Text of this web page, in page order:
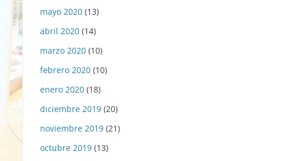
mayo 2020 (13)
abril 2020 (14)
marzo 2020 (10)
febrero 2020 (10)
enero 2020 (18)
diciembre 2019 (20)
noviembre 2019 (21)
octubre 2019 (13)